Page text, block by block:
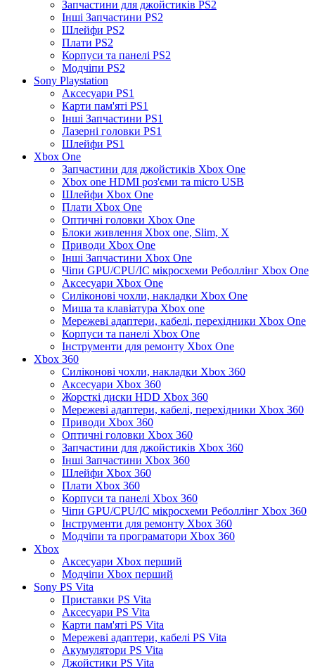
Запчастини для джойстиків PS2
Інші Запчастини PS2
Шлейфи PS2
Плати PS2
Корпуси та панелі PS2
Модчіпи PS2
Sony Playstation
Аксесуари PS1
Карти пам'яті PS1
Інші Запчастини PS1
Лазерні головки PS1
Шлейфи PS1
Xbox One
Запчастини для джойстиків Xbox One
Xbox one HDMI роз'єми та micro USB
Шлейфи Xbox One
Плати Xbox One
Оптичні головки Xbox One
Блоки живлення Xbox one, Slim, X
Приводи Xbox One
Інші Запчастини Xbox One
Чіпи GPU/CPU/IC мікросхеми Реболлінг Xbox One
Аксесуари Xbox One
Силіконові чохли, накладки Xbox One
Миша та клавіатура Xbox one
Мережеві адаптери, кабелі, перехідники Xbox One
Корпуси та панелі Xbox One
Інструменти для ремонту Xbox One
Xbox 360
Силіконові чохли, накладки Xbox 360
Аксесуари Xbox 360
Жорсткі диски HDD Xbox 360
Мережеві адаптери, кабелі, перехідники Xbox 360
Приводи Xbox 360
Оптичні головки Xbox 360
Запчастини для джойстиків Xbox 360
Інші Запчастини Xbox 360
Шлейфи Xbox 360
Плати Xbox 360
Корпуси та панелі Xbox 360
Чіпи GPU/CPU/IC мікросхеми Реболлінг Xbox 360
Інструменти для ремонту Xbox 360
Модчіпи та програматори Xbox 360
Xbox
Аксесуари Xbox перший
Модчіпи Xbox перший
Sony PS Vita
Приставки PS Vita
Аксесуари PS Vita
Карти пам'яті PS Vita
Мережеві адаптери, кабелі PS Vita
Акумулятори PS Vita
Джойстики PS Vita